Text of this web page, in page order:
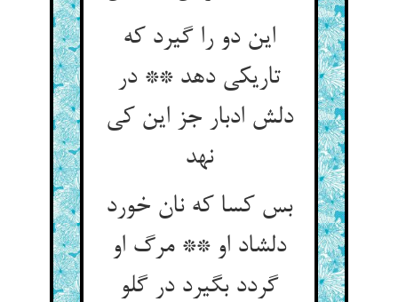
این دو را گیرد که
تاریکی دهد ** در
دلش ادبار جز این کی
نهد
بس کسا که نان خورد
دلشاد او ** مرگ او
گردد بگیرد در گلو